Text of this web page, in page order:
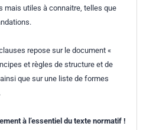
mais utiles à connaitre, telles que
repose sur le document «
et règles de structure et de
que sur une liste de formes
à l’essentiel du texte normatif !